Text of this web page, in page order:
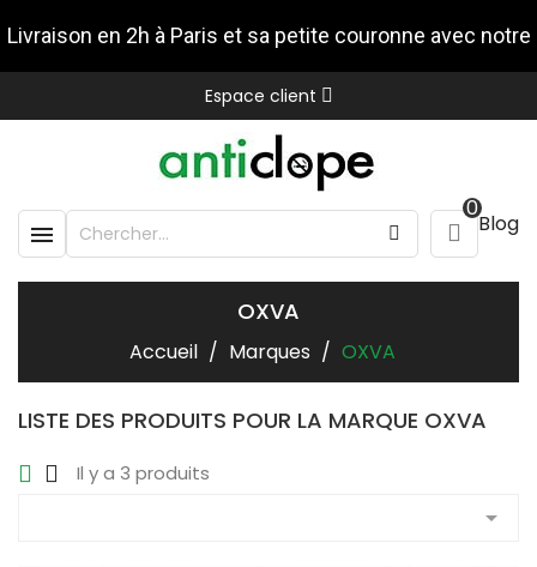
Livraison en 2h à Paris et sa petite couronne avec notre
partenaire Stuart
Espace client

0
Blog
OXVA
Accueil Marques OXVA
LISTE DES PRODUITS POUR LA MARQUE OXVA
Il y a 3 produits
